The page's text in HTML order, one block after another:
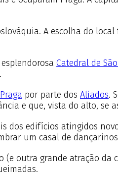
A escolha do
Catedral de
por parte dos Aliados.
e que, vista do alto, se
dos edifícios atingidos
um casal de
outra grande atração da